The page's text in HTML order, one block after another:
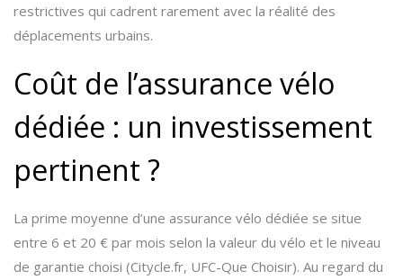
restrictives qui cadrent rarement avec la réalité des
déplacements urbains.
Coût de l’assurance vélo
dédiée : un investissement
pertinent ?
La prime moyenne d’une assurance vélo dédiée se situe
entre 6 et 20 € par mois selon la valeur du vélo et le niveau
de garantie choisi (Citycle.fr, UFC-Que Choisir). Au regard du